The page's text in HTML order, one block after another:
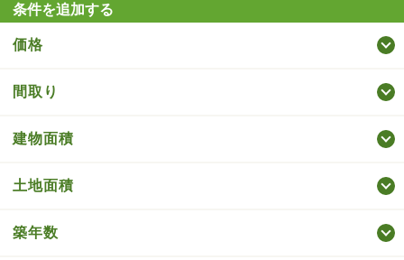
条件を追加する
価格
間取り
建物面積
土地面積
築年数